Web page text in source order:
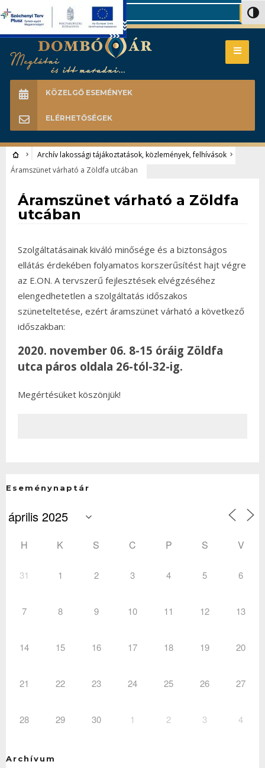
Search
KÖZELGŐ ESEMÉNYEK
ELÉRHETŐSÉGEK
Archív lakossági tájákoztatások, közlemények, felhívások
Áramszünet várható a Zöldfa utcában
Áramszünet várható a Zöldfa
utcában
Szolgáltatásainak kiváló minősége és a biztonságos
ellátás érdekében folyamatos korszerűsítést hajt végre
az E.ON. A tervszerű fejlesztések elvégzéséhez
elengedhetetlen a szolgáltatás időszakos
szüneteltetése, ezért áramszünet várható a következő
időszakban:
2020. november 06. 8-15 óráig Zöldfa
utca páros oldala 26-tól-32-ig.
Megértésüket köszönjük!
Eseménynaptár
H K S C P S V
31 1 2 3 4 5 6
7 8 9 10 11 12 13
14 15 16 17 18 19 20
21 22 23 24 25 26 27
28 29 30 1 2 3 4
Archívum